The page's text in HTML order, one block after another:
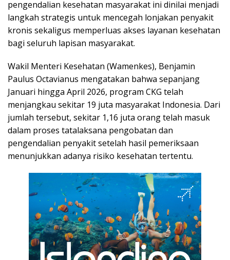
pengendalian kesehatan masyarakat ini dinilai menjadi
langkah strategis untuk mencegah lonjakan penyakit
kronis sekaligus memperluas akses layanan kesehatan
bagi seluruh lapisan masyarakat.
Wakil Menteri Kesehatan (Wamenkes), Benjamin
Paulus Octavianus mengatakan bahwa sepanjang
Januari hingga April 2026, program CKG telah
menjangkau sekitar 19 juta masyarakat Indonesia. Dari
jumlah tersebut, sekitar 1,16 juta orang telah masuk
dalam proses tatalaksana pengobatan dan
pengendalian penyakit setelah hasil pemeriksaan
menunjukkan adanya risiko kesehatan tertentu.